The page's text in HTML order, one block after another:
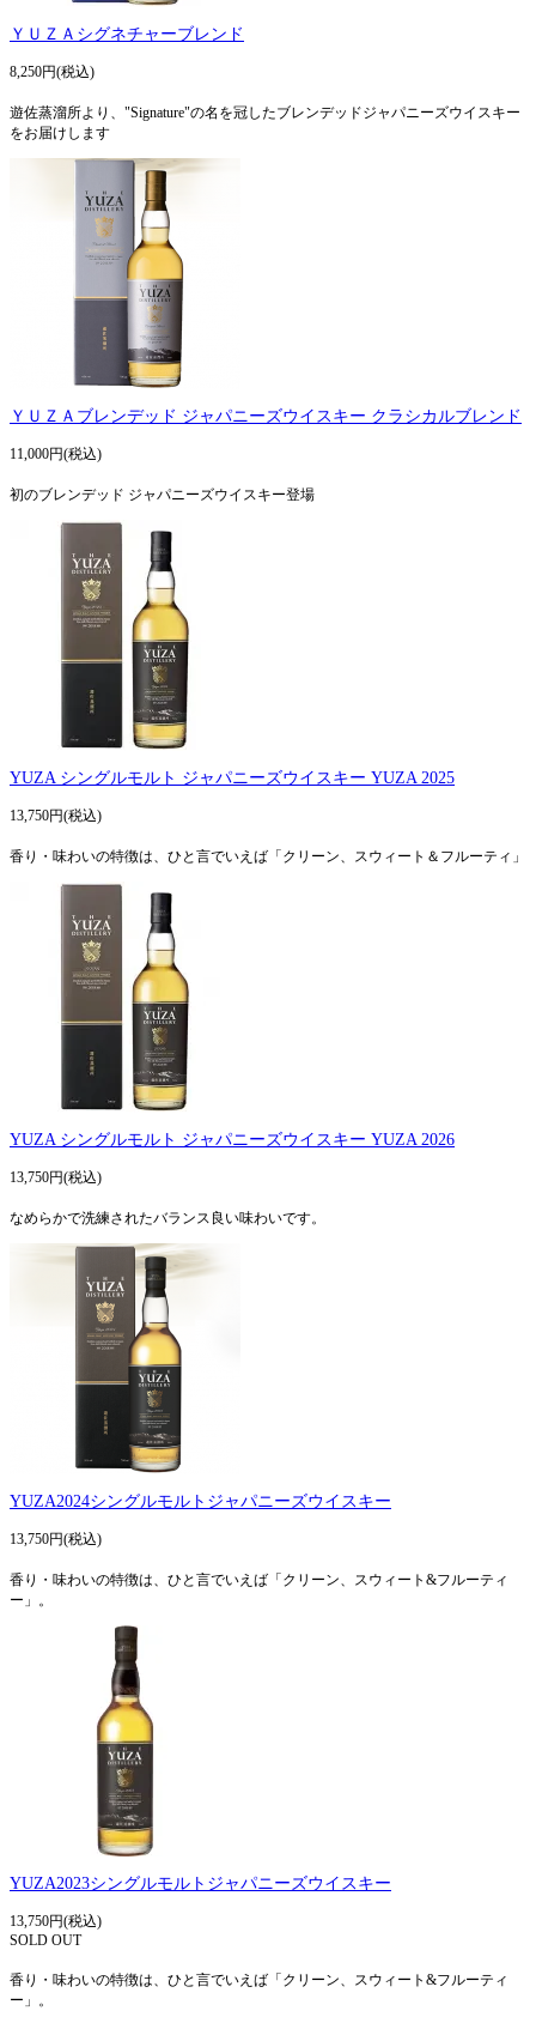
ＹＵＺＡシグネチャーブレンド
8,250円(税込)
遊佐蒸溜所より、"Signature"の名を冠したブレンデッドジャパニーズウイスキー
をお届けします
ＹＵＺＡブレンデッド ジャパニーズウイスキー クラシカルブレンド
11,000円(税込)
初のブレンデッド ジャパニーズウイスキー登場
YUZA シングルモルト ジャパニーズウイスキー YUZA 2025
13,750円(税込)
香り・味わいの特徴は、ひと言でいえば「クリーン、スウィート＆フルーティ」
YUZA シングルモルト ジャパニーズウイスキー YUZA 2026
13,750円(税込)
なめらかで洗練されたバランス良い味わいです。
YUZA2024シングルモルトジャパニーズウイスキー
13,750円(税込)
香り・味わいの特徴は、ひと言でいえば「クリーン、スウィート&フルーティ
ー」。
YUZA2023シングルモルトジャパニーズウイスキー
13,750円(税込)
SOLD OUT
香り・味わいの特徴は、ひと言でいえば「クリーン、スウィート&フルーティ
ー」。